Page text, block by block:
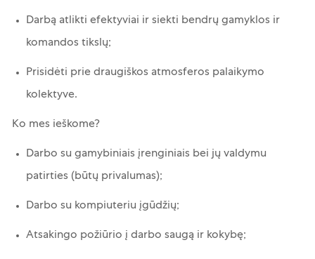
Darbą atlikti efektyviai ir siekti bendrų gamyklos ir
komandos tikslų;
Prisidėti prie draugiškos atmosferos palaikymo
kolektyve.
Ko mes ieškome?
Darbo su gamybiniais įrenginiais bei jų valdymu
patirties (būtų privalumas);
Darbo su kompiuteriu įgūdžių;
Atsakingo požiūrio į darbo saugą ir kokybę;